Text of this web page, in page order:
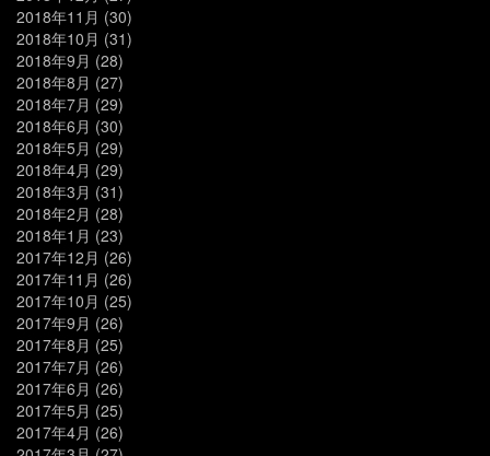
2018年11月 (30)
2018年10月 (31)
2018年9月 (28)
2018年8月 (27)
2018年7月 (29)
2018年6月 (30)
2018年5月 (29)
2018年4月 (29)
2018年3月 (31)
2018年2月 (28)
2018年1月 (23)
2017年12月 (26)
2017年11月 (26)
2017年10月 (25)
2017年9月 (26)
2017年8月 (25)
2017年7月 (26)
2017年6月 (26)
2017年5月 (25)
2017年4月 (26)